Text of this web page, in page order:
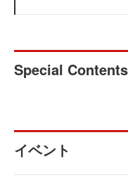
Special Contents
イベント